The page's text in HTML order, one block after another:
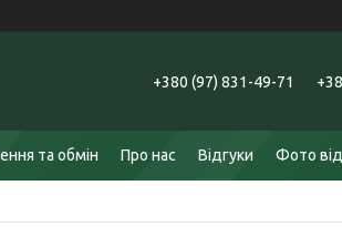
+380 (97) 831-49-71
та обмін Про нас Відгуки Фото